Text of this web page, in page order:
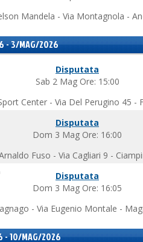
Mandela - Via Montagnola -
- 3/MAG/2026
Disputata
Sab 2 Mag Ore: 15:00
Center - Via Del Perugino 45 -
Disputata
Dom 3 Mag Ore: 16:00
Fuso - Via Cagliari 9 -
Disputata
Dom 3 Mag Ore: 16:05
- Via Eugenio Montale -
- 10/MAG/2026